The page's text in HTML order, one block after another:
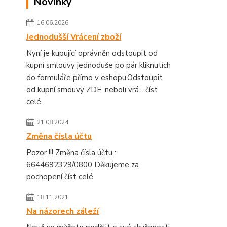
16.06.2026
Jednodušší Vrácení zboží
Nyní je kupující oprávněn odstoupit od
kupní smlouvy jednoduše po pár kliknutích
do formuláře přímo v eshopu.Odstoupit
od kupní smouvy ZDE, neboli vrá... číst
celé
21.08.2024
Změna čísla účtu
Pozor !!! Změna čísla účtu :
6644692329/0800 Děkujeme za
pochopeníčíst celé
18.11.2021
Na názorech záleží